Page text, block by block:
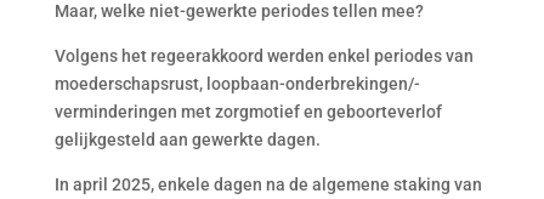
Maar, welke niet-gewerkte periodes tellen mee?
Volgens het regeerakkoord werden enkel periodes van
moederschapsrust, loopbaan-onderbrekingen/-
verminderingen met zorgmotief en geboorteverlof
gelijkgesteld aan gewerkte dagen.
In april 2025, enkele dagen na de algemene staking van